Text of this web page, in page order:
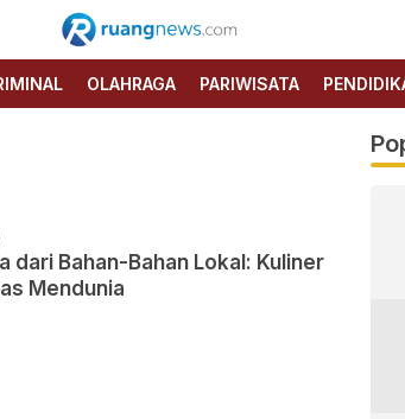
RUANG
NEWS
OLAHRAGA PARIWISATA
dari Bahan-Bahan Lokal: Kuliner
Mendunia